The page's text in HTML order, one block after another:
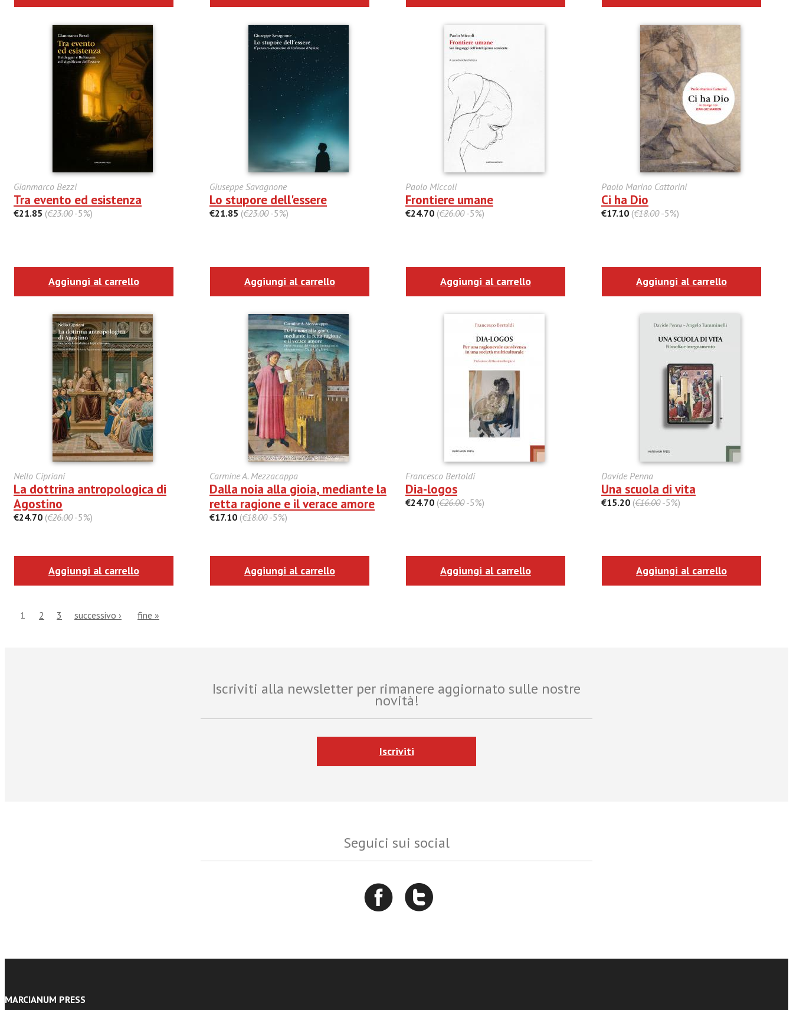
Gianmarco Bezzi
Tra evento ed esistenza
€21.85 (€23.00-5%)
Aggiungi al carrello
Giuseppe Savagnone
Lo stupore dell'essere
€21.85 (€23.00-5%)
Aggiungi al carrello
Paolo Miccoli
Frontiere umane
€24.70 (€26.00-5%)
Aggiungi al carrello
Paolo Marino Cattorini
Ci ha Dio
€17.10 (€18.00-5%)
Aggiungi al carrello
Nello Cipriani
La dottrina antropologica di
Agostino
€24.70 (€26.00-5%)
Aggiungi al carrello
Carmine A. Mezzacappa
Dalla noia alla gioia, mediante la
retta ragione e il verace amore
€17.10 (€18.00-5%)
Aggiungi al carrello
Francesco Bertoldi
Dia-logos
€24.70 (€26.00-5%)
Aggiungi al carrello
Davide Penna
Una scuola di vita
€15.20 (€16.00-5%)
Aggiungi al carrello
1 2 3 successivo › fine »
Iscriviti alla newsletter per rimanere aggiornato sulle nostre
novità!
Iscriviti
Seguici sui social
MARCIANUM PRESS